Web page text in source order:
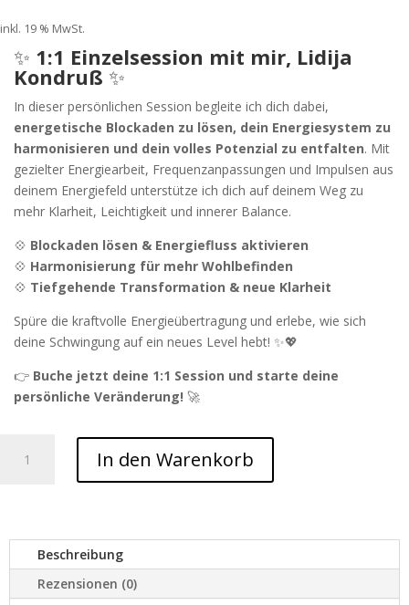
inkl. 19 % MwSt.
✨ 1:1 Einzelsession mit mir, Lidija
Kondruß ✨
In dieser persönlichen Session begleite ich dich dabei,
energetische Blockaden zu lösen, dein Energiesystem zu
harmonisieren und dein volles Potenzial zu entfalten. Mit
gezielter Energiearbeit, Frequenzanpassungen und Impulsen aus
deinem Energiefeld unterstütze ich dich auf deinem Weg zu
mehr Klarheit, Leichtigkeit und innerer Balance.
💠 Blockaden lösen & Energiefluss aktivieren
💠 Harmonisierung für mehr Wohlbefinden
💠 Tiefgehende Transformation & neue Klarheit
Spüre die kraftvolle Energieübertragung und erlebe, wie sich
deine Schwingung auf ein neues Level hebt! ✨💖
👉 Buche jetzt deine 1:1 Session und starte deine
persönliche Veränderung! 🚀
Einzelsession
Menge
In den Warenkorb
Beschreibung
Rezensionen (0)